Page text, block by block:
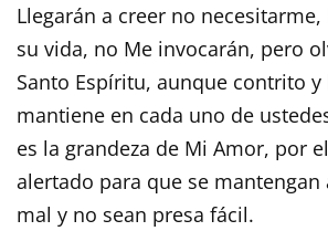
Llegarán a creer no
su vida, no Me invocarán, pero
Santo Espíritu, aunque contrito
mantiene en cada uno de
es la grandeza de Mi Amor, por
alertado para que se mantengan
mal y no sean presa fácil.